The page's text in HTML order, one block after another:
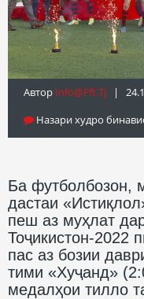
Автор Info@fft.tj |
Назари худро
Ба футболбозон,
дастаи
пеш аз муҳлат
Тоҷикистон-2022
пас аз бозии
тими «Хуҷанд»
медалҳои тилло